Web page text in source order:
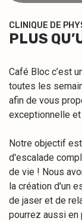
CLINIQUE DE
PLUS
Café Bloc c’est
toutes les
afin de vous
exceptionnelle
Notre objectif
d'escalade
de vie ! Nous
la création d'un
de jaser et de
pourrez aussi en